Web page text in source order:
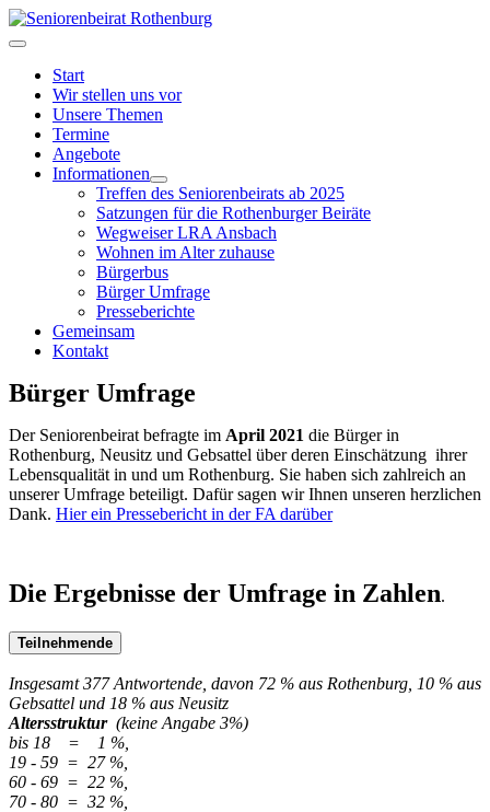
Start
Wir stellen uns vor
Unsere Themen
Termine
Angebote
Informationen
Treffen des Seniorenbeirats ab 2025
Satzungen für die Rothenburger Beiräte
Wegweiser LRA Ansbach
Wohnen im Alter zuhause
Bürgerbus
Bürger Umfrage
Presseberichte
Gemeinsam
Kontakt
Bürger Umfrage
Der Seniorenbeirat befragte im April 2021 die Bürger in
Rothenburg, Neusitz und Gebsattel über deren Einschätzung ihrer
Lebensqualität in und um Rothenburg. Sie haben sich zahlreich an
unserer Umfrage beteiligt. Dafür sagen wir Ihnen unseren herzlichen
Dank. Hier ein Pressebericht in der FA darüber
Die Ergebnisse der Umfrage in Zahlen.
Teilnehmende
Insgesamt 377 Antwortende, davon 72 % aus Rothenburg, 10 % aus
Gebsattel und 18 % aus Neusitz
Altersstruktur (keine Angabe 3%)
bis 18 = 1 %,
19 - 59 = 27 %,
60 - 69 = 22 %,
70 - 80 = 32 %,